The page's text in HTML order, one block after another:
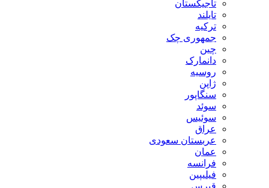
تاجیکستان
تایلند
ترکیه
جمهوری چک
چین
دانمارک
روسیه
ژاپن
سنگاپور
سوئد
سوئیس
عراق
عربستان سعودی
عمان
فرانسه
فیلیپین